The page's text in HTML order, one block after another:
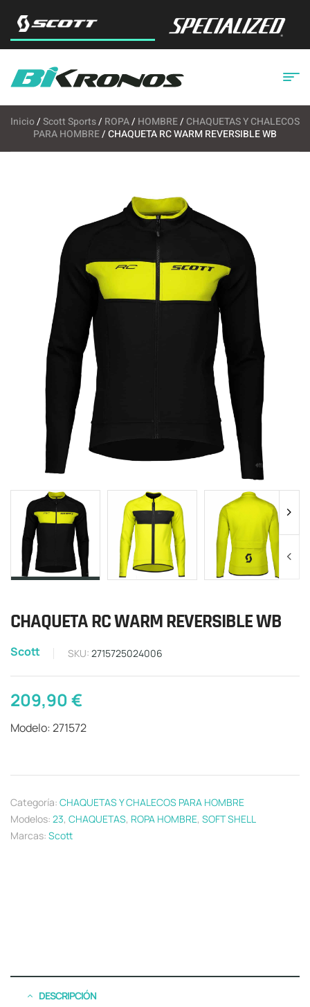
Inicio/Scott Sports/ ROPA/ HOMBRE/ CHAQUETAS Y CHALECOS
PARA HOMBRE/ CHAQUETA RC WARM REVERSIBLE WB
CHAQUETA RC WARM REVERSIBLE WB
Scott SKU: 2715725024006
209,90€
Modelo: 271572
Categoría: CHAQUETAS Y CHALECOS PARA HOMBRE
Modelos: 23, CHAQUETAS, ROPA HOMBRE, SOFT SHELL
Marcas: Scott
DESCRIPCIÓN